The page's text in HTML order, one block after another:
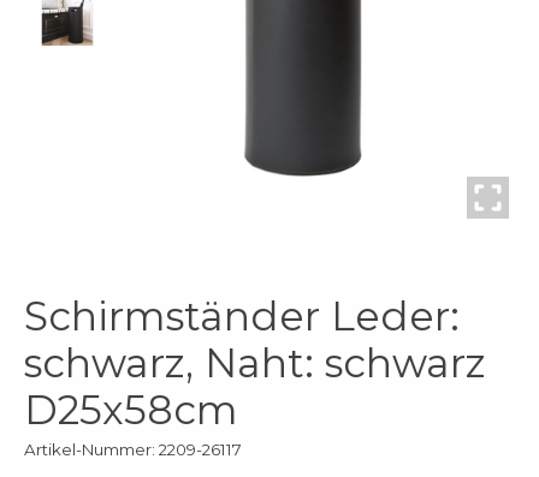
Schirmständer Leder:
schwarz, Naht: schwarz
D25x58cm
Artikel-Nummer: 2209-26117